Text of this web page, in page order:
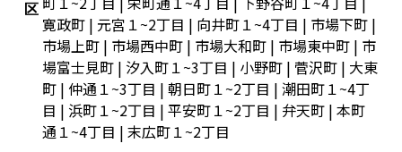
区
寛政町 | 元宮１~2丁目 | 向井町１~4丁目 | 市場下町 |
市場上町 | 市場西中町 | 市場大和町 | 市場東中町 | 市
場富士見町 | 汐入町１~3丁目 | 小野町 | 菅沢町 | 大東
町 | 仲通１~3丁目 | 朝日町１~2丁目 | 潮田町１~4丁
目 | 浜町１~2丁目 | 平安町１~2丁目 | 弁天町 | 本町
通１~4丁目 | 末広町１~2丁目